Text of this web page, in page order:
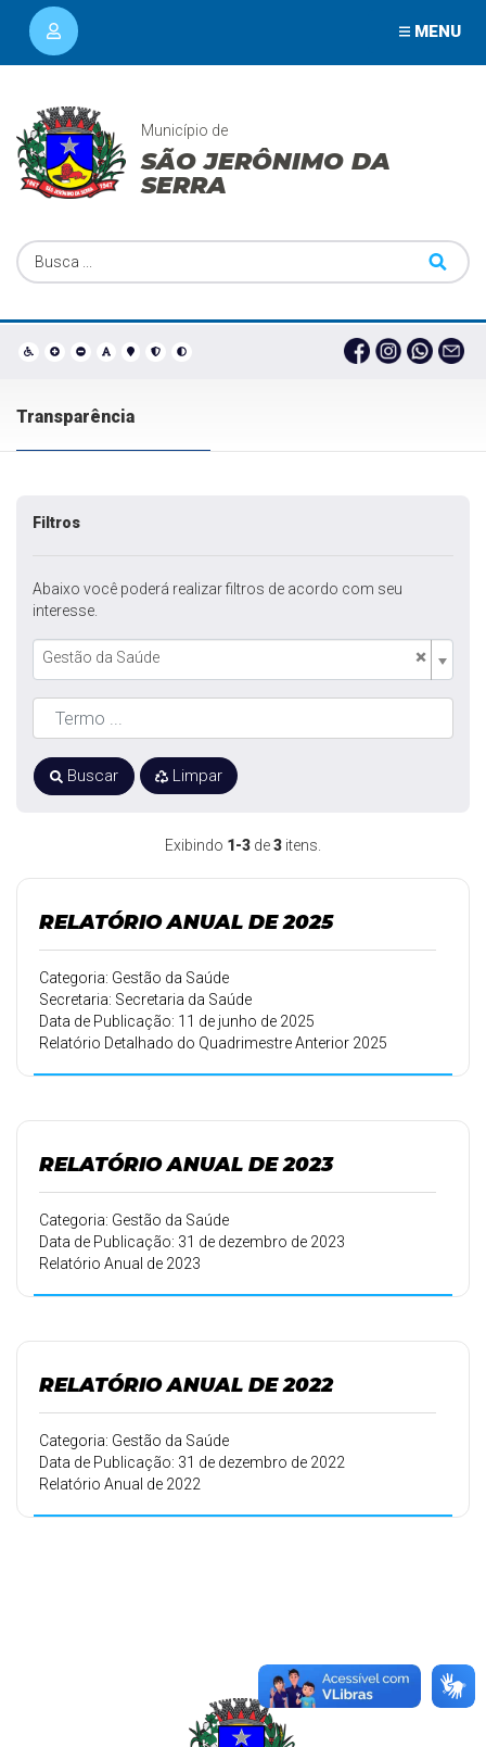
MENU
Município de
SÃO JERÔNIMO DA
SERRA
Transparência
Exibindo 1-3 de3 itens.
RELATÓRIO ANUAL DE 2025
Categoria: Gestão da Saúde
Secretaria: Secretaria da Saúde
Data de Publicação: 11 de junho de 2025
Relatório Detalhado do Quadrimestre Anterior 2025
RELATÓRIO ANUAL DE 2023
Categoria: Gestão da Saúde
Data de Publicação: 31 de dezembro de 2023
Relatório Anual de 2023
RELATÓRIO ANUAL DE 2022
Categoria: Gestão da Saúde
Data de Publicação: 31 de dezembro de 2022
Relatório Anual de 2022
Filtros
Abaixo você poderá realizar filtros de acordo com seu
interesse.
×
Gestão da Saúde
Buscar Limpar